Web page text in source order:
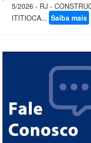
5/2026 - RJ -
ITITIOCA... Saiba mais